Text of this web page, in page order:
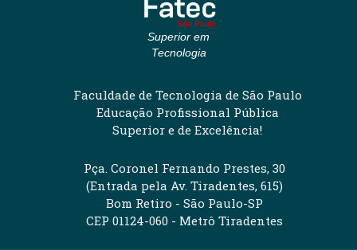
Superior em
Tecnologia
Faculdade de Tecnologia de São Paulo
Educação Profissional Pública
Superior e de Excelência!
Pça. Coronel Fernando Prestes, 30
(Entrada pela Av. Tiradentes, 615)
Bom Retiro - São Paulo-SP
CEP 01124-060 - Metrô Tiradentes